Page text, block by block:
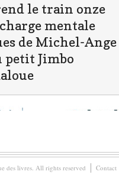
le train onze
mentale
de Michel-Ange
petit Jimbo
des livres. All rights reserved Contact